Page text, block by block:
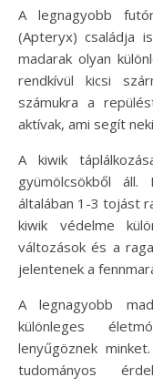
A legnagyobb
(Apteryx) családja
madarak olyan
rendkívül kicsi
számukra a
aktívak, ami segít
A kiwik
gyümölcsökből
általában 1-3 tojást
kiwik védelme
változások és a
jelentenek a
A legnagyobb
különleges
lenyűgöznek
tudományos